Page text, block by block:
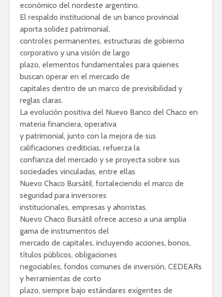
económico del nordeste argentino.
El respaldo institucional de un banco provincial
aporta solidez patrimonial,
controles permanentes, estructuras de gobierno
corporativo y una visión de largo
plazo, elementos fundamentales para quienes
buscan operar en el mercado de
capitales dentro de un marco de previsibilidad y
reglas claras.
La evolución positiva del Nuevo Banco del Chaco en
materia financiera, operativa
y patrimonial, junto con la mejora de sus
calificaciones crediticias, refuerza la
confianza del mercado y se proyecta sobre sus
sociedades vinculadas, entre ellas
Nuevo Chaco Bursátil, fortaleciendo el marco de
seguridad para inversores
institucionales, empresas y ahorristas.
Nuevo Chaco Bursátil ofrece acceso a una amplia
gama de instrumentos del
mercado de capitales, incluyendo acciones, bonos,
títulos públicos, obligaciones
negociables, fondos comunes de inversión, CEDEARs
y herramientas de corto
plazo, siempre bajo estándares exigentes de